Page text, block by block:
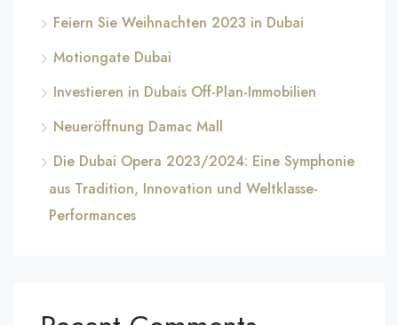
Feiern Sie Weihnachten 2023 in Dubai
Motiongate Dubai
Investieren in Dubais Off-Plan-Immobilien
Neueröffnung Damac Mall
Die Dubai Opera 2023/2024: Eine Symphonie
aus Tradition, Innovation und Weltklasse-
Performances